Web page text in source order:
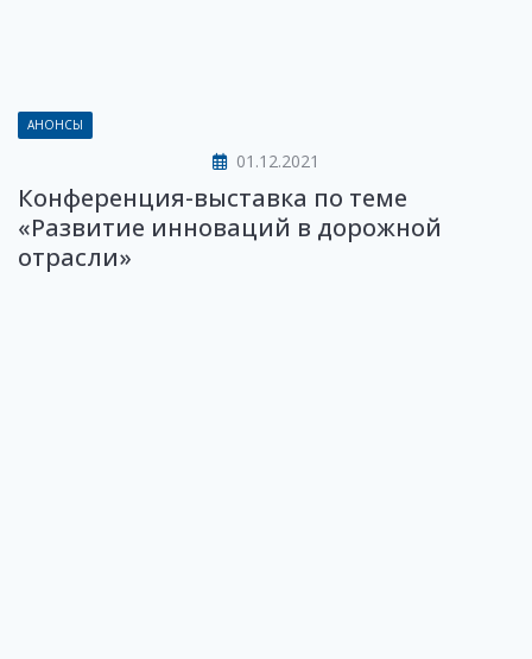
АНОНСЫ
01.12.2021
Конференция-выставка по теме
«Развитие инноваций в дорожной
отрасли»